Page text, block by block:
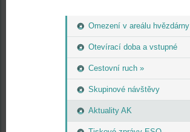
Omezení v areálu hvězdárny
Otevírací doba a vstupné
Cestovní ruch »
Skupinové návštěvy
Aktuality AK